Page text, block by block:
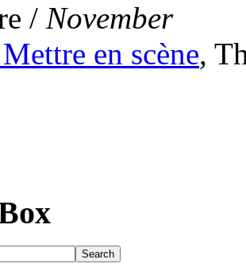
/ November
en scène,